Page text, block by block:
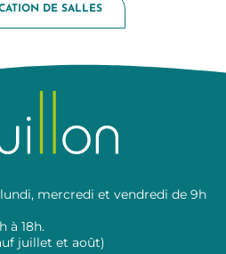
DE SALLES
mercredi et vendredi de 9h
à 18h.
juillet et août)